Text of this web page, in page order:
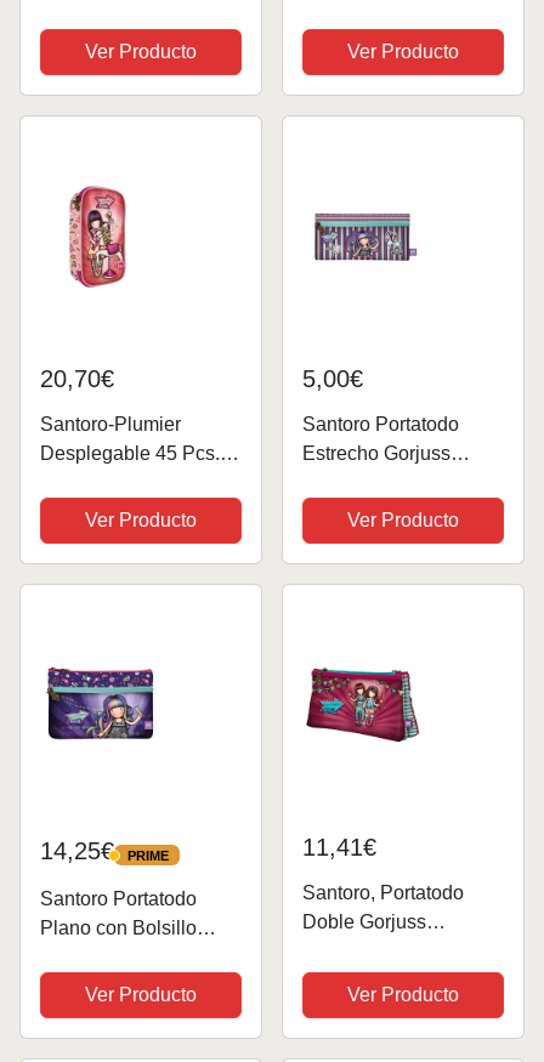
ONE SECOND"
Ver Producto
First Prize
12,5X22X6Cm,
Multicolor (1046GJ10)
Ver Producto
20,70€
Santoro-Plumier
Desplegable 45 Pcs.
Carousel
12,5X22X6Cm,
Multicolor (1046GJ09)
Ver Producto
5,00€
Santoro Portatodo
Estrecho Gorjuss
Away 22X11X1,5Cm,
corazón, Multicolor
(1129GJ04)
Ver Producto
14,25€ PRIME
PRIME
Santoro Portatodo
Plano con Bolsillo
and Away
23,4X15,5X1,5Cm,
Dibujos Animados,
Ver Producto
11,41€
Santoro, Portatodo
Doble Gorjuss
115X215X50Cm
Unisex niños,
Multicolor, Talla única
Ver Producto